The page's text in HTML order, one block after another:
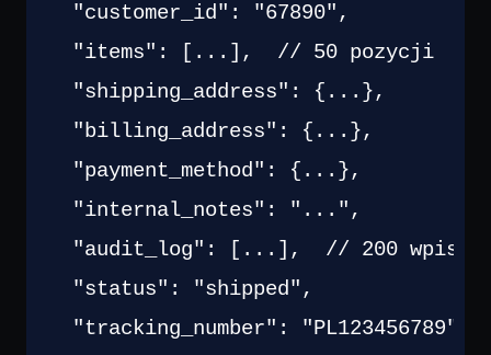
"customer_id" : "67890" ,
"items" : [ ... ] ,
// 50 pozycji
"shipping_address" : { ... },
"billing_address" : { ... },
"payment_method" : { ... },
"internal_notes" : "..." ,
"audit_log" : [ ... ] ,
// 200 wpisów
"status" : "shipped" ,
"tracking_number" :
"PL123456789"